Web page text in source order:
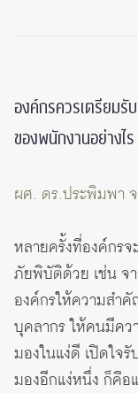
องค์กรควรเตรียม
ของพนักงานอย่างไร
ผศ. ดร.ประพิมพา
หลายครั้งที่องค์กร
ภัยพิบัติด้วย เช่น จ
องค์กรให้ความสำคั
บุคลากร ให้คนมีคว
มองในแง่ดี เปิดใจ
มองอีกแง่หนึ่ง ก็คือ